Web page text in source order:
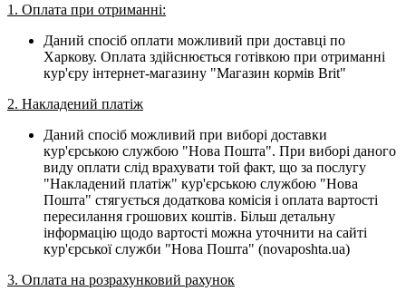
1. Оплата при отриманні:
Даний спосіб оплати можливий при доставці по
Харкову. Оплата здійснюється готівкою при отриманні
кур'єру інтернет-магазину "Магазин кормів Brit"
2. Накладений платіж
Даний спосіб можливий при виборі доставки
кур'єрською службою "Нова Пошта". При виборі даного
виду оплати слід врахувати той факт, що за послугу
"Накладений платіж" кур'єрською службою "Нова
Пошта" стягується додаткова комісія і оплата вартості
пересилання грошових коштів. Більш детальну
інформацію щодо вартості можна уточнити на сайті
кур'єрської служби "Нова Пошта" (novaposhta.ua)
3. Оплата на розрахунковий рахунок